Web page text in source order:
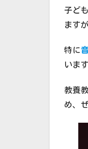
子ど
ます
特に
います
教養
め、